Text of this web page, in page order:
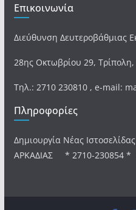
Επικοινωνία
Διεύθυνση Δευτεροβάθμιας
28ης Οκτωβρίου 29, Τρίπολη,
Τηλ.: 2710 230810 , e-mail:
Πληροφορίες
Δημιουργία Νέας
ΑΡΚΑΔΙΑΣ * 2710-230854 *